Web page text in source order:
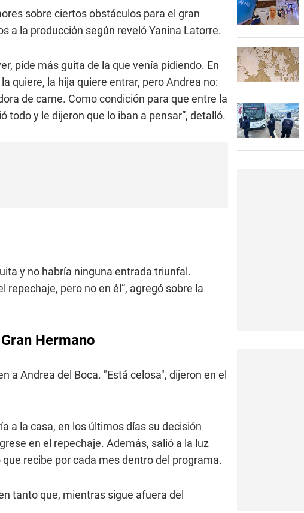
sobre ciertos obstáculos para el gran
a la producción según reveló Yanina Latorre.
pide más guita de la que venía pidiendo. En
quiere, la hija quiere entrar, pero Andrea no:
de carne. Como condición para que entre la
todo y le dijeron que lo iban a pensar”, detalló.
y no habría ninguna entrada triunfal.
pero no en él”, agregó sobre la
Hermano
a Andrea del Boca. "Está celosa", dijeron en el
a la casa, en los últimos días su decisión
en el repechaje. Además, salió a la luz
recibe por cada mes dentro del programa.
tanto que, mientras sigue afuera del